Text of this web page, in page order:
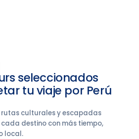
seleccionados
tu viaje por Perú
culturales y escapadas
destino con más tiempo,
local.